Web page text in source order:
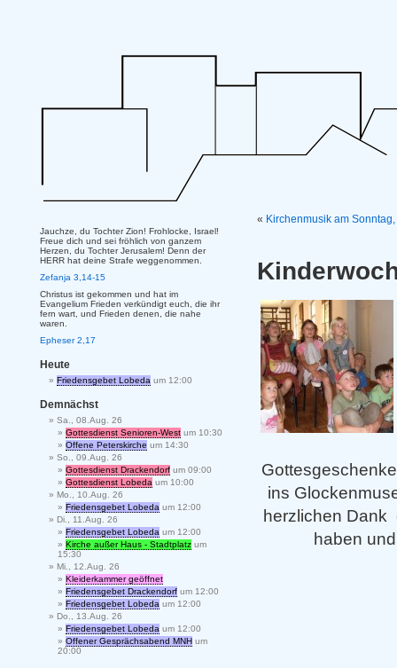
« Kirchenmusik am
ins
herzlichen Dank
haben
Jauchze, du Tochter Zion! Frohlocke, Israel!
Freue dich und sei fröhlich von ganzem
Herzen, du Tochter Jerusalem! Denn der
HERR hat deine Strafe weggenommen.
Zefanja 3,14-15
Christus ist gekommen und hat im
Evangelium Frieden verkündigt euch, die ihr
fern wart, und Frieden denen, die nahe
waren.
Epheser 2,17
Heute
Friedensgebet Lobeda um 12:00
Demnächst
Sa., 08.Aug. 26
Gottesdienst Senioren-West um 10:30
Offene Peterskirche um 14:30
So., 09.Aug. 26
Gottesdienst Drackendorf um 09:00
Gottesdienst Lobeda um 10:00
Mo., 10.Aug. 26
Friedensgebet Lobeda um 12:00
Di., 11.Aug. 26
Friedensgebet Lobeda um 12:00
Kirche außer Haus - Stadtplatz um
15:30
Mi., 12.Aug. 26
Kleiderkammer geöffnet
Friedensgebet Drackendorf um 12:00
Friedensgebet Lobeda um 12:00
Do., 13.Aug. 26
Friedensgebet Lobeda um 12:00
Offener Gesprächsabend MNH um
20:00